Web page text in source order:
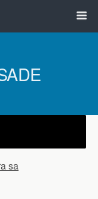
sa